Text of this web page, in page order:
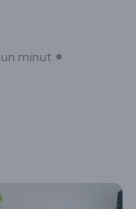
minut